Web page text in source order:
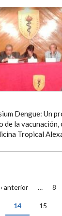
Dengue: Un
de la
Tropical
‹ anterior … 8
14 15